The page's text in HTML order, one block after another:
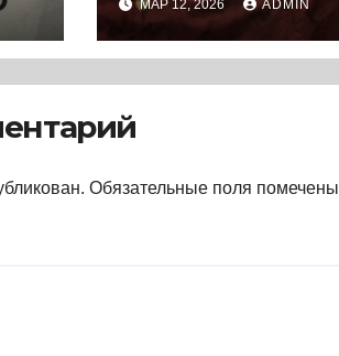
МАР 12, 2026 ADMIN
Обязательные поля помечены